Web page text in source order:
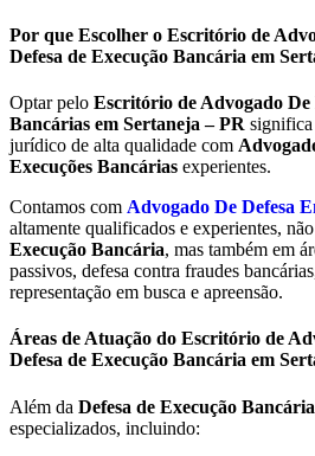
Por que Escolher o Escritório de
Defesa de Execução Bancária em
Optar pelo Escritório de Advogado De
Bancárias em Sertaneja – PR
jurídico de alta qualidade com
Execuções Bancárias experientes.
Contamos com Advogado De Defesa
altamente qualificados e experientes,
Execução Bancária, mas também em
passivos, defesa contra fraudes
representação em busca e apreensão.
Áreas de Atuação do Escritório de
Defesa de Execução Bancária em
Além da Defesa de Execução Bancária
especializados, incluindo: